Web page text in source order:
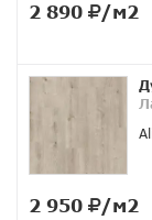
2 890 /м2
2 950 /м2